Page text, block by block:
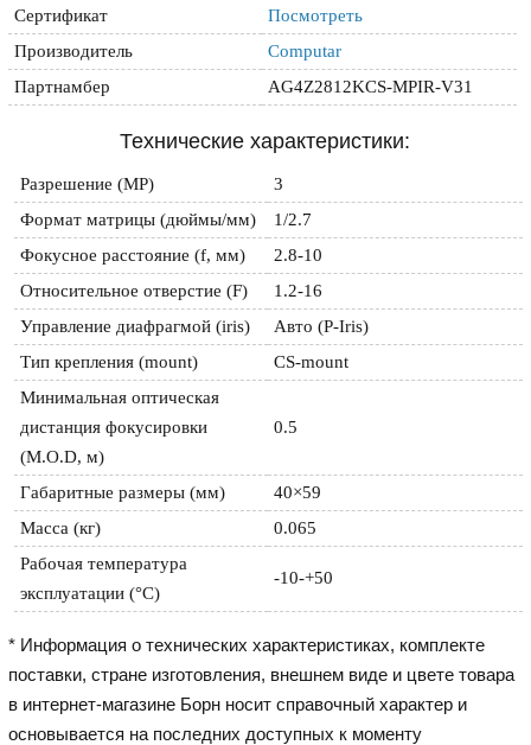
Сертификат
Посмотреть
Производитель
Computar
Партнамбер
AG4Z2812KCS-MPIR-V31
Технические характеристики:
Разрешение (MP)
3
Формат матрицы (дюймы/мм)
1/2.7
Фокусное расстояние (f, мм)
2.8-10
Относительное отверстие (F)
1.2-16
Управление диафрагмой (iris)
Авто (P-Iris)
Тип крепления (mount)
CS-mount
Минимальная оптическая
дистанция фокусировки
(M.O.D, м)
0.5
Габаритные размеры (мм)
40×59
Масса (кг)
0.065
Рабочая температура
эксплуатации (°C)
-10-+50
* Информация о технических характеристиках, комплекте
поставки, стране изготовления, внешнем виде и цвете товара
в интернет-магазине Борн носит справочный характер и
основывается на последних доступных к моменту